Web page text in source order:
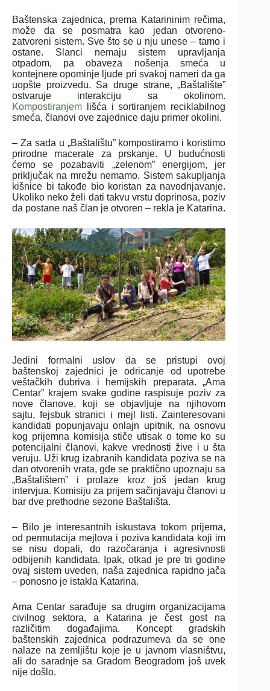
Baštenska zajednica, prema Katarininim rečima,
može da se posmatra kao jedan otvoreno-
zatvoreni sistem. Sve što se u nju unese – tamo i
ostane. Slanci nemaju sistem upravljanja
otpadom, pa obaveza nošenja smeća u
kontejnere opominje ljude pri svakoj nameri da ga
uopšte proizvedu. Sa druge strane, „Baštalište”
ostvaruje interakciju sa okolinom.
Kompostiranjem lišća i sortiranjem reciklabilnog
smeća, članovi ove zajednice daju primer okolini.
– Za sada u „Baštalištu” kompostiramo i koristimo
prirodne macerate za prskanje. U budućnosti
ćemo se pozabaviti „zelenom” energijom, jer
priključak na mrežu nemamo. Sistem sakupljanja
kišnice bi takođe bio koristan za navodnjavanje.
Ukoliko neko želi dati takvu vrstu doprinosa, poziv
da postane naš član je otvoren – rekla je Katarina.
Jedini formalni uslov da se pristupi ovoj
baštenskoj zajednici je odricanje od upotrebe
veštačkih đubriva i hemijskih preparata. „Ama
Centar” krajem svake godine raspisuje poziv za
nove članove, koji se objavljuje na njihovom
sajtu, fejsbuk stranici i mejl listi. Zainteresovani
kandidati popunjavaju onlajn upitnik, na osnovu
kog prijemna komisija stiče utisak o tome ko su
potencijalni članovi, kakve vrednosti žive i u šta
veruju. Uži krug izabranih kandidata poziva se na
dan otvorenih vrata, gde se praktično upoznaju sa
„Baštalištem” i prolaze kroz još jedan krug
intervjua. Komisiju za prijem sačinjavaju članovi u
bar dve prethodne sezone Baštališta.
– Bilo je interesantnih iskustava tokom prijema,
od permutacija mejlova i poziva kandidata koji im
se nisu dopali, do razočaranja i agresivnosti
odbijenih kandidata. Ipak, otkad je pre tri godine
ovaj sistem uveden, naša zajednica rapidno jača
– ponosno je istakla Katarina.
Ama Centar sarađuje sa drugim organizacijama
civilnog sektora, a Katarina je čest gost na
različitim događajima. Koncept gradskih
baštenskih zajednica podrazumeva da se one
nalaze na zemljištu koje je u javnom vlasništvu,
ali do saradnje sa Gradom Beogradom još uvek
nije došlo.